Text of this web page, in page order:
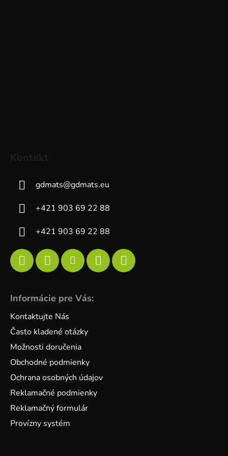
gdmats@gdmats.eu
+421 903 69 22 88
+421 903 69 22 88
Informácie pre Vás:
Kontaktujte Nás
Často kladené otázky
Možnosti doručenia
Obchodné podmienky
Ochrana osobných údajov
Reklamačné podmienky
Reklamačný formulár
Provízny systém